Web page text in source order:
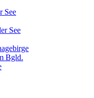
See
See
Bgld.